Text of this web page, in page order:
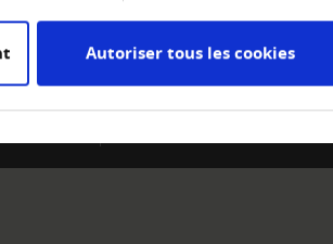
Autoriser tous les cookies